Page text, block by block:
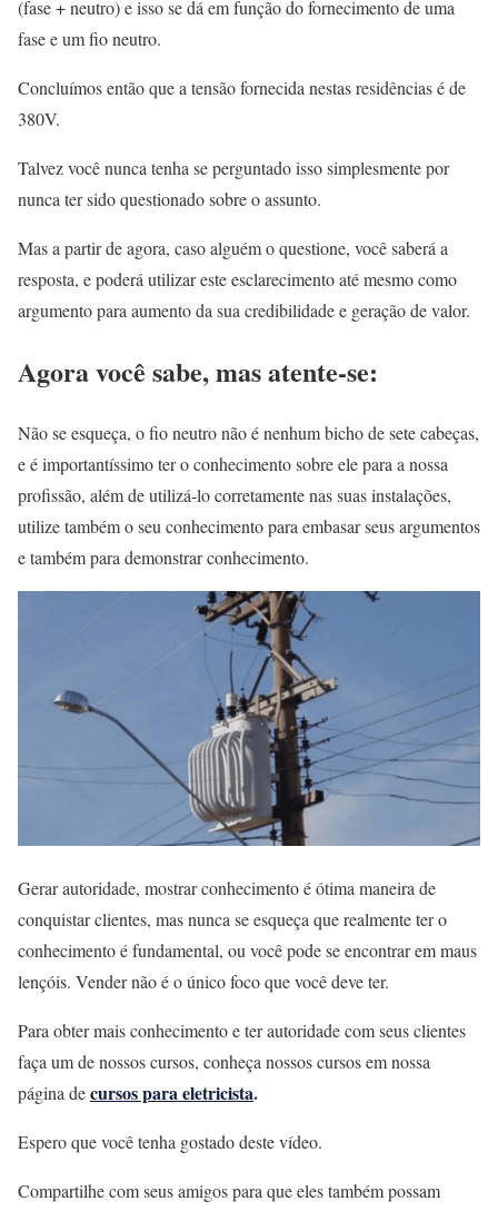
(fase + neutro) e isso se dá em função do fornecimento de uma
fase e um fio neutro.
Concluímos então que a tensão fornecida nestas residências é de
380V.
Talvez você nunca tenha se perguntado isso simplesmente por
nunca ter sido questionado sobre o assunto.
Mas a partir de agora, caso alguém o questione, você saberá a
resposta, e poderá utilizar este esclarecimento até mesmo como
argumento para aumento da sua credibilidade e geração de valor.
Agora você sabe, mas atente-se:
Não se esqueça, o fio neutro não é nenhum bicho de sete cabeças,
e é importantíssimo ter o conhecimento sobre ele para a nossa
profissão, além de utilizá-lo corretamente nas suas instalações,
utilize também o seu conhecimento para embasar seus argumentos
e também para demonstrar conhecimento.
Gerar autoridade, mostrar conhecimento é ótima maneira de
conquistar clientes, mas nunca se esqueça que realmente ter o
conhecimento é fundamental, ou você pode se encontrar em maus
lençóis. Vender não é o único foco que você deve ter.
Para obter mais conhecimento e ter autoridade com seus clientes
faça um de nossos cursos, conheça nossos cursos em nossa
página decursos para eletricista.
Espero que você tenha gostado deste vídeo.
Compartilhe com seus amigos para que eles também possam